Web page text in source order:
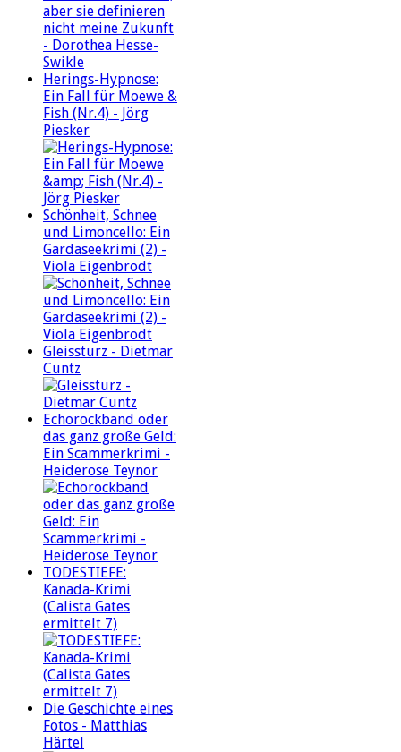
Herings-Hypnose:
Ein Fall für Moewe &
Fish (Nr.4) - Jörg
Piesker
Schönheit, Schnee
und Limoncello: Ein
Gardaseekrimi (2) -
Viola Eigenbrodt
Gleissturz - Dietmar
Cuntz
Echorockband oder
das ganz große Geld:
Ein Scammerkrimi -
Heiderose Teynor
TODESTIEFE:
Kanada-Krimi
(Calista Gates
ermittelt 7)
Die Geschichte eines
Fotos - Matthias
Härtel